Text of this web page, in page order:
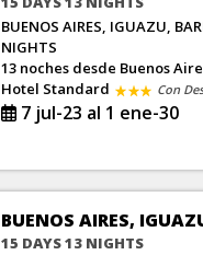
BUENOS AIRES, IGUAZU,
NIGHTS
13 noches desde Buenos
Hotel Standard
Con
7 jul-23 al 1 ene-30
BUENOS AIRES,
15 DAYS 13 NIGHTS